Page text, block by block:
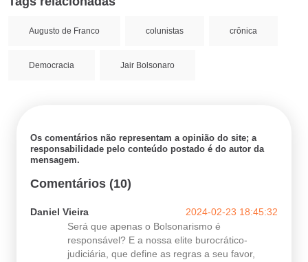
Augusto de Franco colunistas crônica
Democracia Jair Bolsonaro
Os comentários não representam a opinião do site; a
responsabilidade pelo conteúdo postado é do autor da
mensagem.
Comentários (10)
Daniel Vieira
2024-02-23 18:45:32
Será que apenas o Bolsonarismo é
responsável? E a nossa elite burocrático-
judiciária, que define as regras a seu favor,